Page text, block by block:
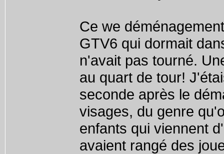
Ce we
GTV6 qui dormait
n'avait pas tourné.
au quart de tour!
seconde après le
visages, du genre
enfants qui viennent
avaient rangé des